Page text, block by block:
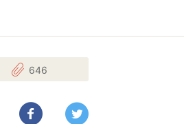
646
LINEで送る Facebookでシェアする